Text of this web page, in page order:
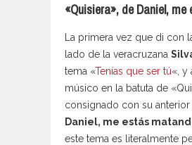
«Quisiera», de Daniel,
La primera vez que di con
lado de la veracruzana
tema «Tenías que ser tú«, y
músico en la batuta de
consignado con su anterior
Daniel, me estás
este tema es literalmente